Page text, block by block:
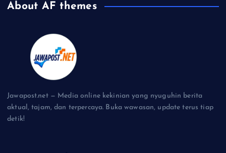
About AF themes
Jawapost.net — Media online kekinian yang nyuguhin berita
aktual, tajam, dan terpercaya. Buka wawasan, update terus tiap
detik!